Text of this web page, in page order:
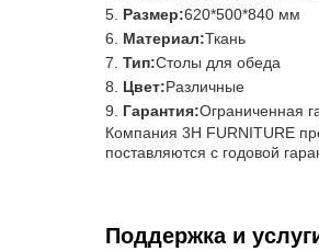
Размер:620*500*840 мм
Материал:Ткань
Тип:Столы для обеда
Цвет:Различные
Гарантия:Ограниченная
Компания 3H FURNITURE
поставляются с годовой
Поддержка и